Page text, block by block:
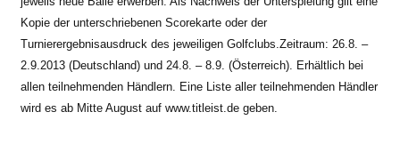
Kopie der unterschriebenen Scorekarte oder der
Turnierergebnisausdruck des jeweiligen Golfclubs.Zeitraum: 26.8. –
2.9.2013 (Deutschland) und 24.8. – 8.9. (Österreich). Erhältlich bei
allen teilnehmenden Händlern. Eine Liste aller teilnehmenden Händler
wird es ab Mitte August auf www.titleist.de geben.